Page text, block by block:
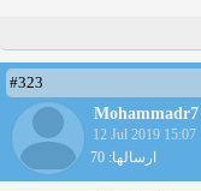
#323
Mohammadr7
12 Jul 2019 15:07
ارسالها: 70